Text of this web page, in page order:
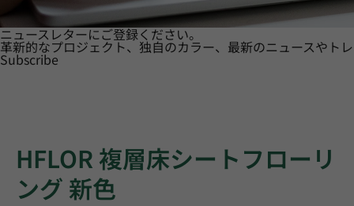
ニュースレターにご登録ください。
革新的なプロジェクト、独自のカラー、最新のニュースやト
Subscribe
HFLOR 複層床シートフローリ
ング 新色